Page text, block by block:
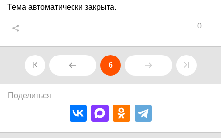
Тема автоматически закрыта.
0
6
Поделиться